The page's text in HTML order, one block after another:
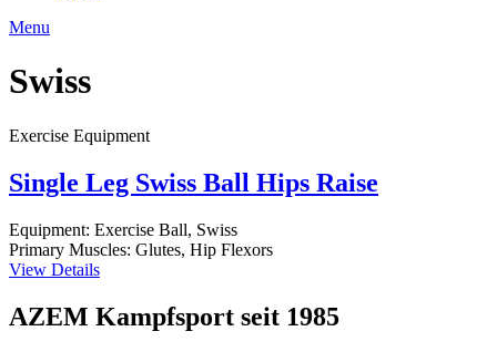
Menu
Swiss
Exercise Equipment
Single Leg Swiss Ball Hips Raise
Equipment: Exercise Ball, Swiss
Primary Muscles: Glutes, Hip Flexors
View Details
AZEM Kampfsport seit 1985